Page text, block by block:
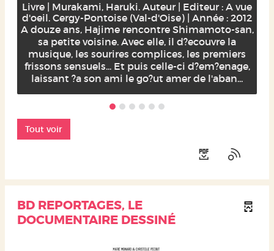
Livre | Murakami, Haruki. Auteur | Editeur : A vue
d'oeil. Cergy-Pontoise (Val-d'Oise) | Année : 2012
A douze ans, Hajime rencontre Shimamoto-san,
sa petite voisine. Avec elle, il d?ecouvre la
musique, les sourires complices, les premiers
frissons sensuels... Et puis celle-ci d?em?enage,
laissant ?a son ami le go?ut amer de l'aban...
Tout voir
BD REPORTAGES, LE
DOCUMENTAIRE DESSINÉ